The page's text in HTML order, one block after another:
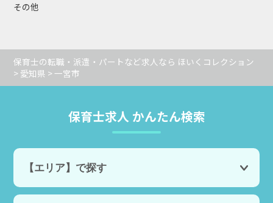
その他
保育士の転職・派遣・パートなど求人なら ほいくコレクション
> 愛知県 > 一宮市
保育士求人 かんたん検索